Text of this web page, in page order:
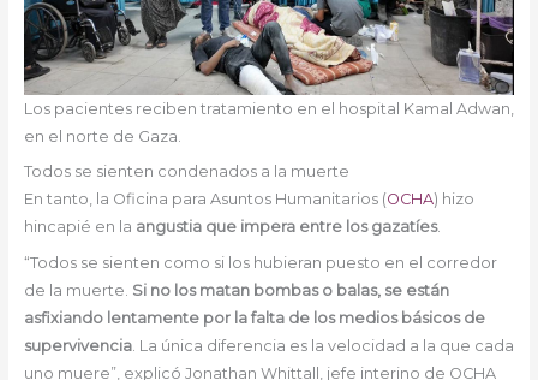
Los pacientes reciben tratamiento en el hospital Kamal Adwan,
en el norte de Gaza.
Todos se sienten condenados a la muerte
En tanto, la Oficina para Asuntos Humanitarios (OCHA) hizo
hincapié en la angustia que impera entre los gazatíes.
“Todos se sienten como si los hubieran puesto en el corredor
de la muerte. Si no los matan bombas o balas, se están
asfixiando lentamente por la falta de los medios básicos de
supervivencia. La única diferencia es la velocidad a la que cada
uno muere”, explicó Jonathan Whittall, jefe interino de OCHA